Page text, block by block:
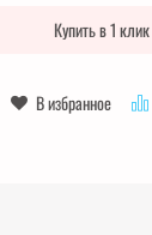
В избранное
Купить в 1 клик